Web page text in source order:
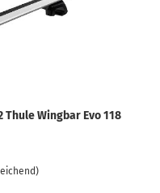
Thule Wingbar Evo 118